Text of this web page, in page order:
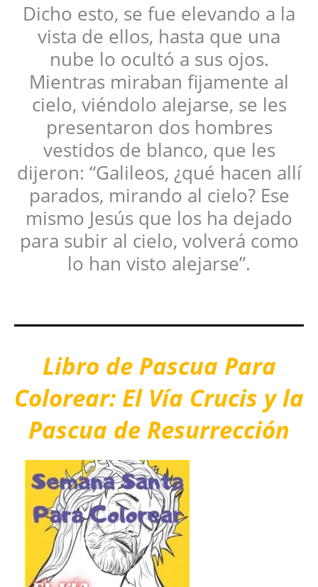
Dicho esto, se fue elevando a la
vista de ellos, hasta que una
nube lo ocultó a sus ojos.
Mientras miraban fijamente al
cielo, viéndolo alejarse, se les
presentaron dos hombres
vestidos de blanco, que les
dijeron: “Galileos, ¿qué hacen allí
parados, mirando al cielo? Ese
mismo Jesús que los ha dejado
para subir al cielo, volverá como
lo han visto alejarse”.
Libro de Pascua Para
Colorear: El Vía Crucis y la
Pascua de Resurrección